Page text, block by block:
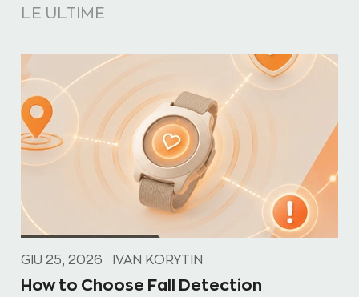
LE ULTIME
GIU 25, 2026 IVAN KORYTIN
How to Choose Fall Detection